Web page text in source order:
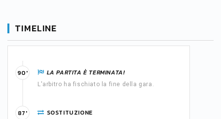
TIMELINE
LA PARTITA È TERMINATA!
L'arbitro ha fischiato la fine della gara.
90'
SOSTITUZIONE
87'